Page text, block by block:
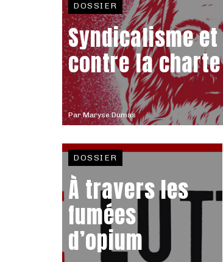
ParMaryse Dumas
DOSSIER
Syndicalisme
contre la charte
DOSSIER
À travers les
fumées
d’opium